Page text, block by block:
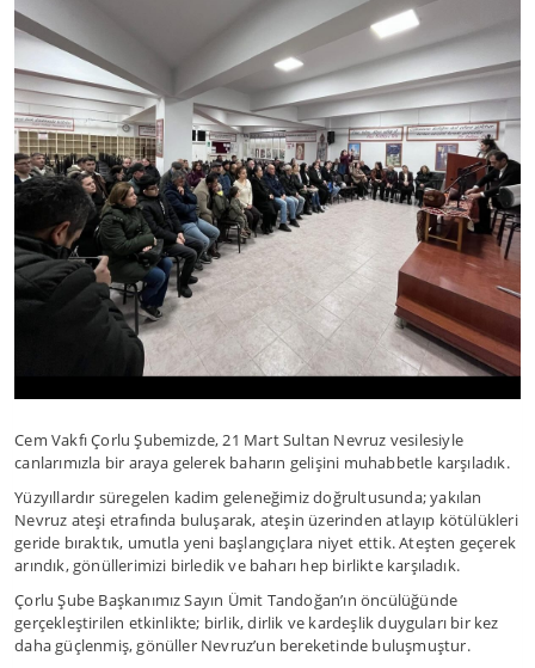
Cem Vakfı Çorlu Şubemizde, 21 Mart Sultan Nevruz vesilesiyle
canlarımızla bir araya gelerek baharın gelişini muhabbetle karşıladık.
Yüzyıllardır süregelen kadim geleneğimiz doğrultusunda; yakılan
Nevruz ateşi etrafında buluşarak, ateşin üzerinden atlayıp kötülükleri
geride bıraktık, umutla yeni başlangıçlara niyet ettik. Ateşten geçerek
arındık, gönüllerimizi birledik ve baharı hep birlikte karşıladık.
Çorlu Şube Başkanımız Sayın Ümit Tandoğan’ın öncülüğünde
gerçekleştirilen etkinlikte; birlik, dirlik ve kardeşlik duyguları bir kez
daha güçlenmiş, gönüller Nevruz’un bereketinde buluşmuştur.